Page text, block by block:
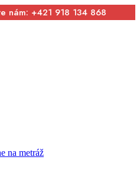
nám: +421 918 134 868
na metráž